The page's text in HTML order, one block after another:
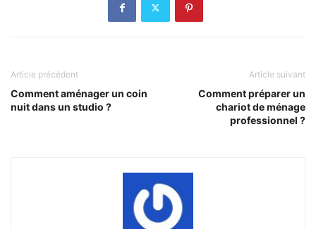
Article précédent
Comment aménager un coin
nuit dans un studio ?
Article suivant
Comment préparer un
chariot de ménage
professionnel ?